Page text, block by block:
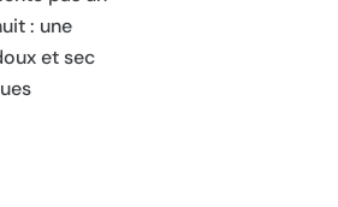
: une
et sec